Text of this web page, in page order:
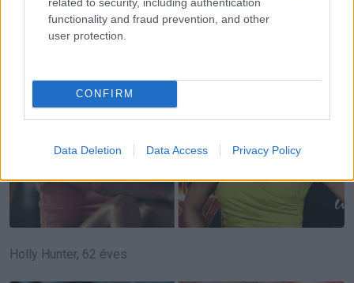
functionality and fraud prevention, and other
user protection.
CONFIRM
Data Deletion Data Access Privacy Policy
Jennifer Grey, 60 éves
Holly Hunter, 62 éves